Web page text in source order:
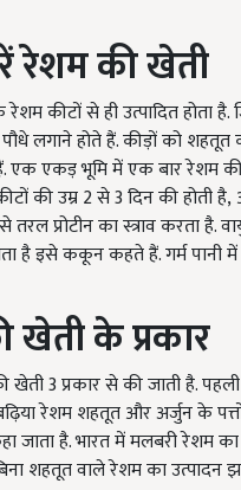
की खेती
रेशम कीटों से ही उत्पादित होता
लगाने होते हैं. कीड़ों को शहतूत
एक एकड़ भूमि में एक बार रेशम
की उम्र2से3दिन की होती है,
तरल प्रोटीन का स्त्राव करता
है इसे ककून कहते हैं. गर्म पानी
खेती के प्रकार
खेती3प्रकार से की जाती है.
रेशम शहतूत और अर्जुन के
जाता है. भारत में मलबरी रेशम
शहतूत वाले रेशम का उत्पादन